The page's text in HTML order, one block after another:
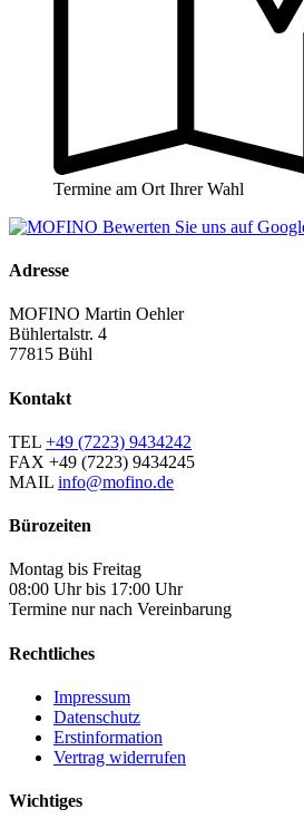
Termine am Ort Ihrer Wahl
Adresse
MOFINO Martin Oehler
Bühlertalstr. 4
77815 Bühl
Kontakt
TEL +49 (7223) 9434242
FAX +49 (7223) 9434245
MAIL info@mofino.de
Bürozeiten
Montag bis Freitag
08:00 Uhr bis 17:00 Uhr
Termine nur nach Vereinbarung
Rechtliches
Impressum
Datenschutz
Erstinformation
Vertrag widerrufen
Wichtiges